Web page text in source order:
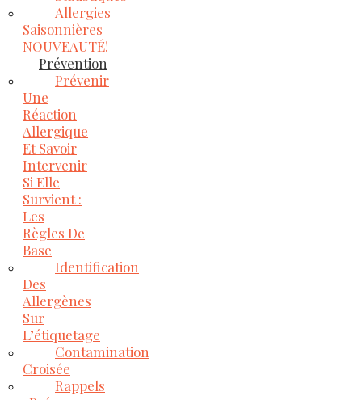
Allergies
Saisonnières
NOUVEAUTÉ!
Prévention
Prévenir
Une
Réaction
Allergique
Et Savoir
Intervenir
Si Elle
Survient :
Les
Règles De
Base
Identification
Des
Allergènes
Sur
L’étiquetage
Contamination
Croisée
Rappels